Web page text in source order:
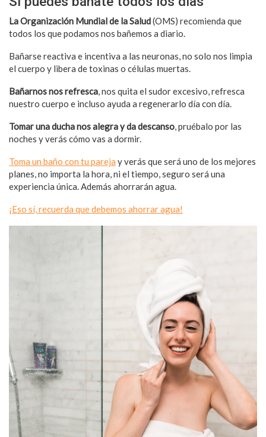
La Organización Mundial de la Salud(OMS) recomienda que
todos los que podamos nos bañemos a diario.
Bañarse reactiva e incentiva a las neuronas, no solo nos limpia
el cuerpo y libera de toxinas o células muertas.
Bañarnos nos refresca, nos quita el sudor excesivo, refresca
nuestro cuerpo e incluso ayuda a regenerarlo día con día.
Tomar una ducha nos alegra y da descanso, pruébalo por las
noches y verás cómo vas a dormir.
Toma un baño con tu pareja y verás que será uno de los mejores
planes, no importa la hora, ni el tiempo, seguro será una
experiencia única. Además ahorrarán agua.
¡Eso sí, recuerda que debemos ahorrar agua!